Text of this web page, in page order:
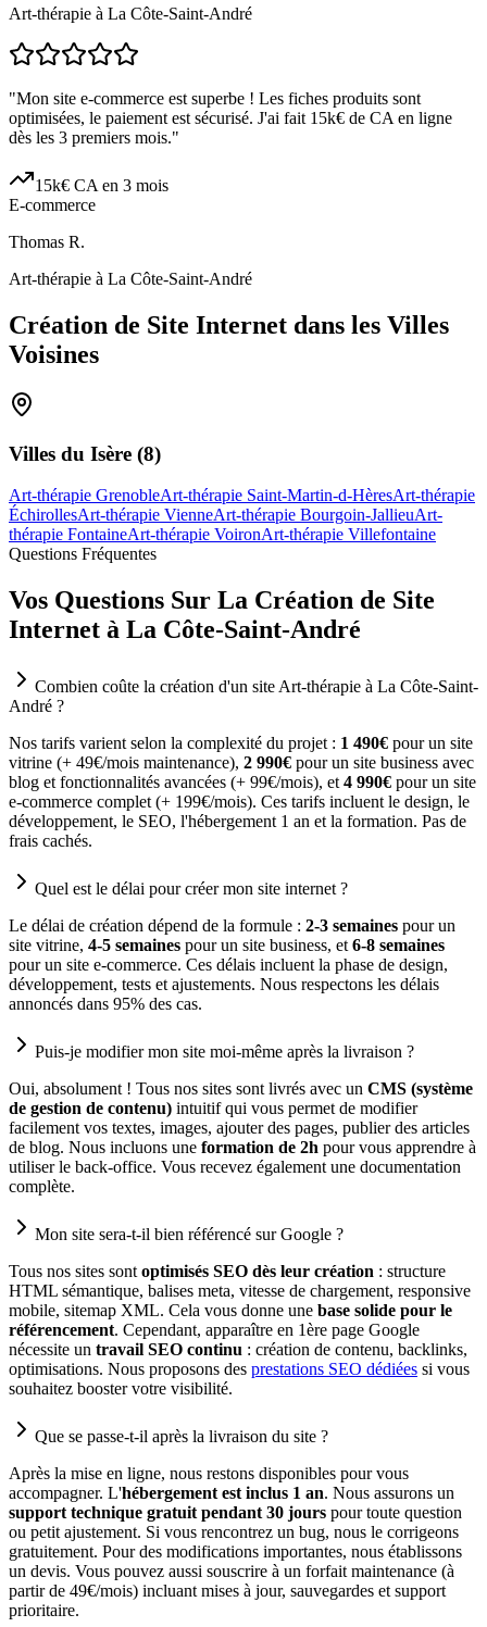
Art-thérapie à La Côte-Saint-André
"Mon site e-commerce est superbe ! Les fiches produits sont
optimisées, le paiement est sécurisé. J'ai fait 15k€ de CA en ligne
dès les 3 premiers mois."
15k€ CA en 3 mois
E-commerce
Thomas R.
Art-thérapie à La Côte-Saint-André
Création de Site Internet dans les Villes
Voisines
Villes du Isère (8)
Art-thérapie GrenobleArt-thérapie Saint-Martin-d-HèresArt-thérapie
ÉchirollesArt-thérapie VienneArt-thérapie Bourgoin-JallieuArt-
thérapie FontaineArt-thérapie VoironArt-thérapie Villefontaine
Questions Fréquentes
Vos Questions Sur La Création de Site
Internet à La Côte-Saint-André
Combien coûte la création d'un site Art-thérapie à La Côte-Saint-
André ?
Nos tarifs varient selon la complexité du projet : 1 490€ pour un site
vitrine (+ 49€/mois maintenance), 2 990€ pour un site business avec
blog et fonctionnalités avancées (+ 99€/mois), et 4 990€ pour un site
e-commerce complet (+ 199€/mois). Ces tarifs incluent le design, le
développement, le SEO, l'hébergement 1 an et la formation. Pas de
frais cachés.
Quel est le délai pour créer mon site internet ?
Le délai de création dépend de la formule : 2-3 semaines pour un
site vitrine, 4-5 semaines pour un site business, et 6-8 semaines
pour un site e-commerce. Ces délais incluent la phase de design,
développement, tests et ajustements. Nous respectons les délais
annoncés dans 95% des cas.
Puis-je modifier mon site moi-même après la livraison ?
Oui, absolument ! Tous nos sites sont livrés avec un CMS (système
de gestion de contenu) intuitif qui vous permet de modifier
facilement vos textes, images, ajouter des pages, publier des articles
de blog. Nous incluons une formation de 2h pour vous apprendre à
utiliser le back-office. Vous recevez également une documentation
complète.
Mon site sera-t-il bien référencé sur Google ?
Tous nos sites sont optimisés SEO dès leur création : structure
HTML sémantique, balises meta, vitesse de chargement, responsive
mobile, sitemap XML. Cela vous donne une base solide pour le
référencement. Cependant, apparaître en 1ère page Google
nécessite un travail SEO continu : création de contenu, backlinks,
optimisations. Nous proposons des prestations SEO dédiées si vous
souhaitez booster votre visibilité.
Que se passe-t-il après la livraison du site ?
Après la mise en ligne, nous restons disponibles pour vous
accompagner. L'hébergement est inclus 1 an. Nous assurons un
support technique gratuit pendant 30 jours pour toute question
ou petit ajustement. Si vous rencontrez un bug, nous le corrigeons
gratuitement. Pour des modifications importantes, nous établissons
un devis. Vous pouvez aussi souscrire à un forfait maintenance (à
partir de 49€/mois) incluant mises à jour, sauvegardes et support
prioritaire.